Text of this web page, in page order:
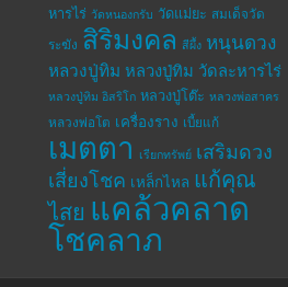
หารไร่ วัดหนองกรับ วัดแม่ยะ สมเด็จวัด
ระฆัง สิริมงคล สีผึ้ง หนุนดวง
หลวงปู่ทิม หลวงปู่ทิม วัดละหารไร่
หลวงปู่ทิม อิสริโก หลวงปู่โต๊ะ หลวงพ่อสาคร
หลวงพ่อโต เครื่องราง เบี้ยแก้
เมตตา เรียกทรัพย์ เสริมดวง
เสี่ยงโชค เหล็กไหล แก้คุณ
ไสย แคล้วคลาด
โชคลาภ